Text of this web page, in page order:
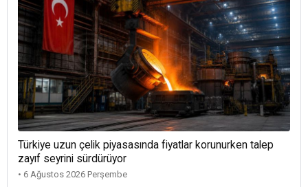
Türkiye uzun çelik piyasasında fiyatlar korunurken talep
zayıf seyrini sürdürüyor
• 6 Ağustos 2026 Perşembe